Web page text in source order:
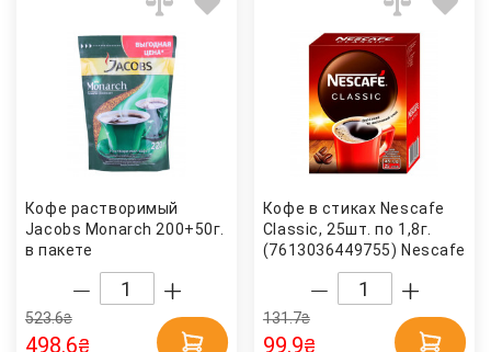
Кофе растворимый
Jacobs Monarch 200+50г.
в пакете
(4820206290137) Jacobs
523.6₴
498.6₴
Кофе в стиках Nescafe
Classic, 25шт. по 1,8г.
(7613036449755) Nescafe
131.7₴
99.9₴